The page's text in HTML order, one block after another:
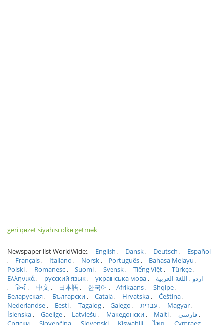
geri qəzet siyahısı ölkə getmək
Newspaper list WorldWide: English Dansk Deutsch
Español
Français
Italiano Norsk Português
Bahasa Melayu
Polski
Romanesc Suomi Svensk Tiếng Việt
Türkçe
Ελληνικά
русский язык українська мова اردو
اللغة العربية
हिन्दी
中文 日本語 한국어 Afrikaans
Shqipe
Беларуская
Български Català Hrvatska
Čeština
Nederlandse
Eesti Tagalog Galego עברית
Magyar
Íslenska
Gaeilge Latviešu Македонски Malti
فارسی
Српски
Slovenčina Slovenski Kiswahili ไทย Cymraeg